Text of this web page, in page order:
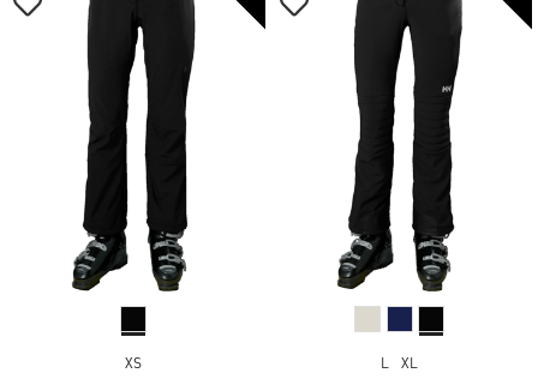
XS L XL